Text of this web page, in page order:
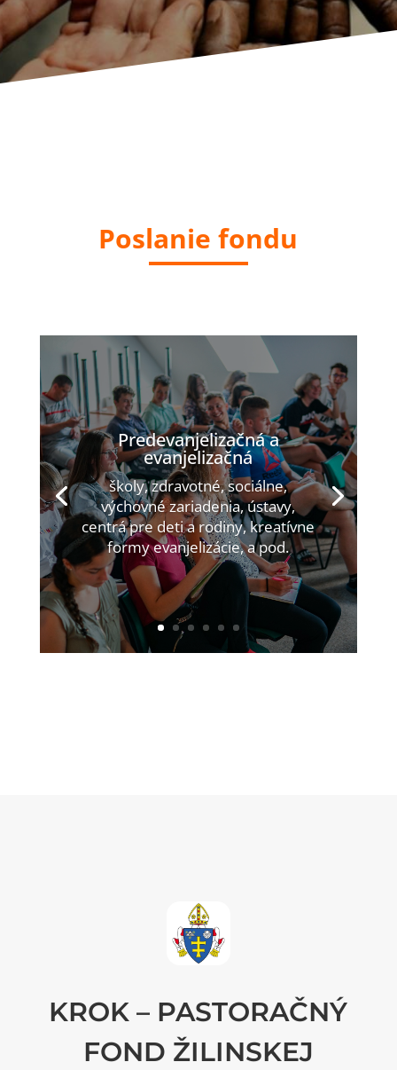
Poslanie fondu
Predevanjelizačná a
evanjelizačná
školy, zdravotné, sociálne,
výchovné zariadenia, ústavy,
centrá pre deti a rodiny, kreatívne
formy evanjelizácie, a pod.
KROK – PASTORAČNÝ
FOND ŽILINSKEJ